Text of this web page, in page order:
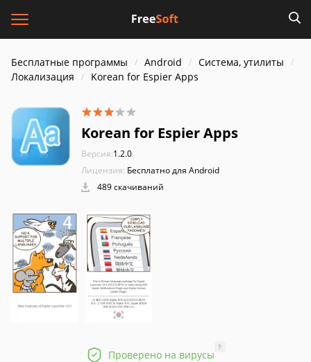
Бесплатные программы Android
Система, утилиты
Локализация
Korean for Espier Apps
Korean for Espier Apps
Версия:1.2.0
Лицензия: Бесплатно для Android
489 скачиваний
Проверено на вирусы
?